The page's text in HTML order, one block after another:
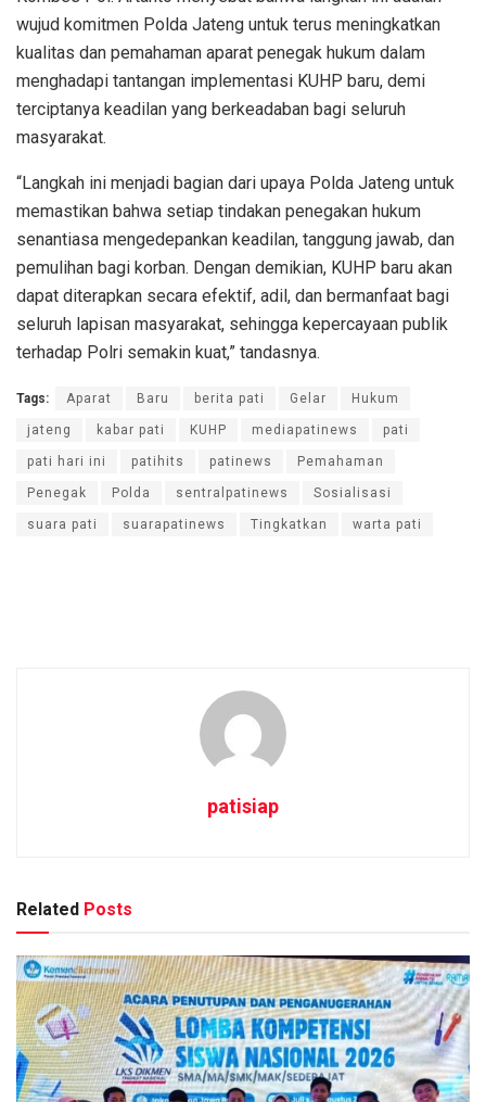
wujud komitmen Polda Jateng untuk terus meningkatkan
kualitas dan pemahaman aparat penegak hukum dalam
menghadapi tantangan implementasi KUHP baru, demi
terciptanya keadilan yang berkeadaban bagi seluruh
masyarakat.
“Langkah ini menjadi bagian dari upaya Polda Jateng untuk
memastikan bahwa setiap tindakan penegakan hukum
senantiasa mengedepankan keadilan, tanggung jawab, dan
pemulihan bagi korban. Dengan demikian, KUHP baru akan
dapat diterapkan secara efektif, adil, dan bermanfaat bagi
seluruh lapisan masyarakat, sehingga kepercayaan publik
terhadap Polri semakin kuat,” tandasnya.
Tags: Aparat Baru berita pati Gelar Hukum
jateng kabar pati KUHP mediapatinews pati
pati hari ini patihits patinews Pemahaman
Penegak Polda sentralpatinews Sosialisasi
suara pati suarapatinews Tingkatkan warta pati
patisiap
Related Posts